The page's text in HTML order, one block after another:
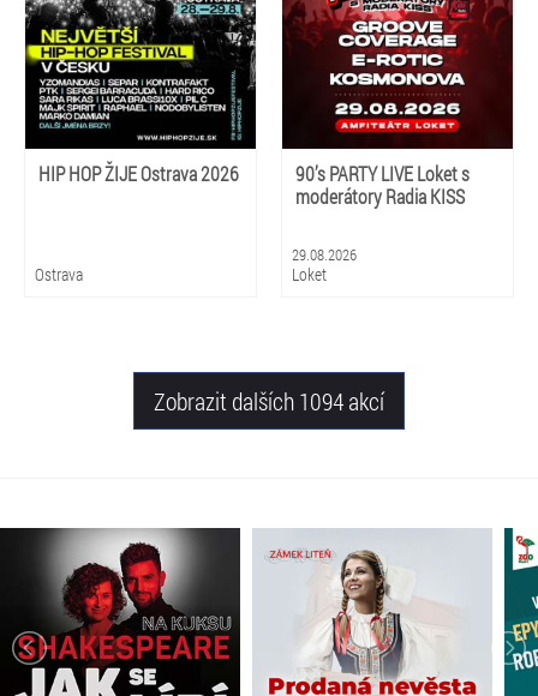
HIP HOP ŽIJE Ostrava 2026
Ostrava
90’s PARTY LIVE Loket s
moderátory Radia KISS
29.08.2026
Loket
Zobrazit dalších 1094 akcí